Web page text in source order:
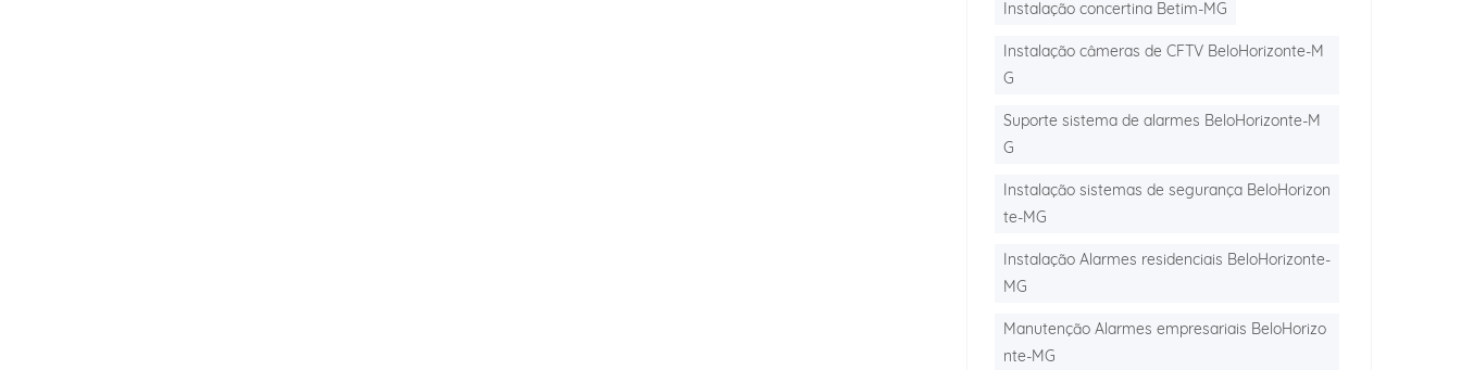
Instalação concertina Betim-MG
Instalação câmeras de CFTV BeloHorizonte-M
G
Suporte sistema de alarmes BeloHorizonte-M
G
Instalação sistemas de segurança BeloHorizon
te-MG
Instalação Alarmes residenciais BeloHorizonte-
MG
Manutenção Alarmes empresariais BeloHorizo
nte-MG